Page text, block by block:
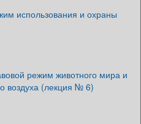
использования и охраны
режим животного мира и
воздуха (лекция № 6)